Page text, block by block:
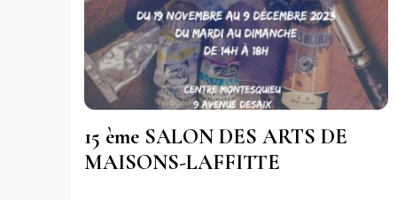
15 ème SALON DES ARTS DE
MAISONS-LAFFITTE